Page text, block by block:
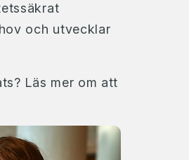
och utvecklar
Läs mer om att